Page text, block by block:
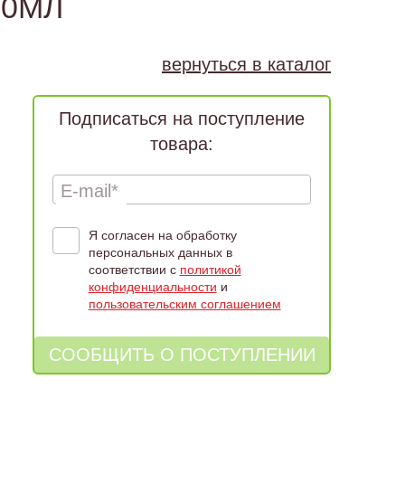
вернуться в каталог
Подписаться на поступление
товара:
E-mail*
Я согласен на обработку
персональных данных в
соответствии с политикой
конфиденциальности и
пользовательским соглашением